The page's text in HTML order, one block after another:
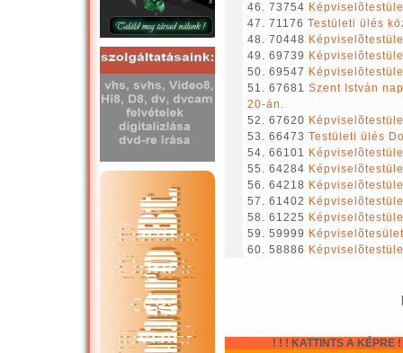
46. 73754
47. 71176 Testületi ülés
48. 70448
49. 69739
50. 69547
51. 67681 Szent István
20-án.
52. 67620
53. 66473 Testületi ülés
54. 66101
55. 64284
56. 64218
57. 61402
58. 61225
59. 59999
60. 58886
! ! ! KATTINTS A KÉPRE